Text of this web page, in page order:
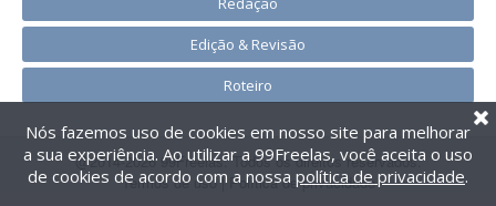
Edição & Revisão
Roteiro
@2014-2026 99Freelas. Todos os direitos reservados.
Termos de uso| Política de privacidade
Nós fazemos uso de cookies em nosso site para melhorar
a sua experiência. Ao utilizar a 99Freelas, você aceita o uso
de cookies de acordo com a nossa política de privacidade.